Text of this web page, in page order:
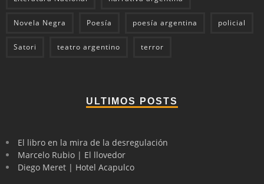
Novela Negra Poesía poesía argentina policial
Satori teatro argentino terror
ULTIMOS POSTS
El libro en la mira de la desregulación
Marcelo Rubio | El llovedor
Diego Meret | Hotel Acapulco